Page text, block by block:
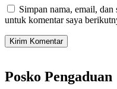
Simpan nama, email,
untuk komentar saya
Posko Pengaduan